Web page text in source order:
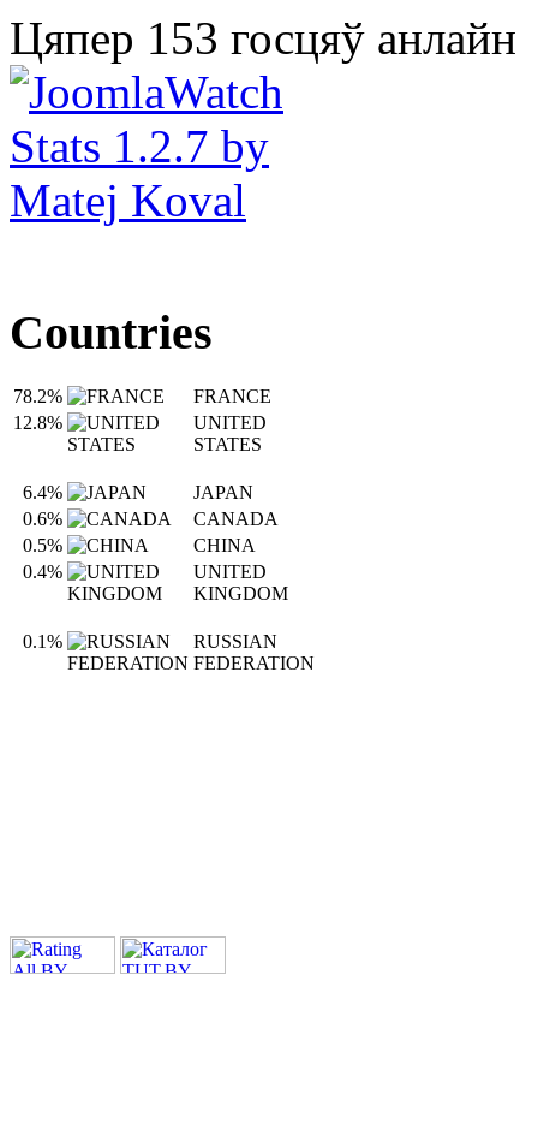
Цяпер 153 госцяў анлайн
Countries
78.2%
FRANCE
12.8%
UNITED
STATES
6.4%
JAPAN
0.6%
CANADA
0.5%
CHINA
0.4%
UNITED
KINGDOM
0.1%
RUSSIAN
FEDERATION